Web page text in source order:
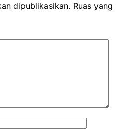
dipublikasikan. Ruas yang